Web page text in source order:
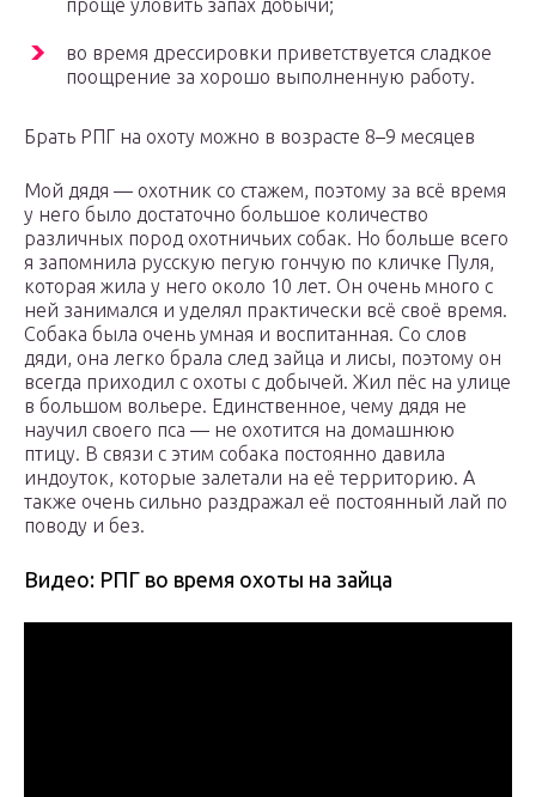
проще уловить запах добычи;
во время дрессировки приветствуется сладкое
поощрение за хорошо выполненную работу.
Брать РПГ на охоту можно в возрасте 8–9 месяцев
Мой дядя — охотник со стажем, поэтому за всё время
у него было достаточно большое количество
различных пород охотничьих собак. Но больше всего
я запомнила русскую пегую гончую по кличке Пуля,
которая жила у него около 10 лет. Он очень много с
ней занимался и уделял практически всё своё время.
Собака была очень умная и воспитанная. Со слов
дяди, она легко брала след зайца и лисы, поэтому он
всегда приходил с охоты с добычей. Жил пёс на улице
в большом вольере. Единственное, чему дядя не
научил своего пса — не охотится на домашнюю
птицу. В связи с этим собака постоянно давила
индоуток, которые залетали на её территорию. А
также очень сильно раздражал её постоянный лай по
поводу и без.
Видео: РПГ во время охоты на зайца